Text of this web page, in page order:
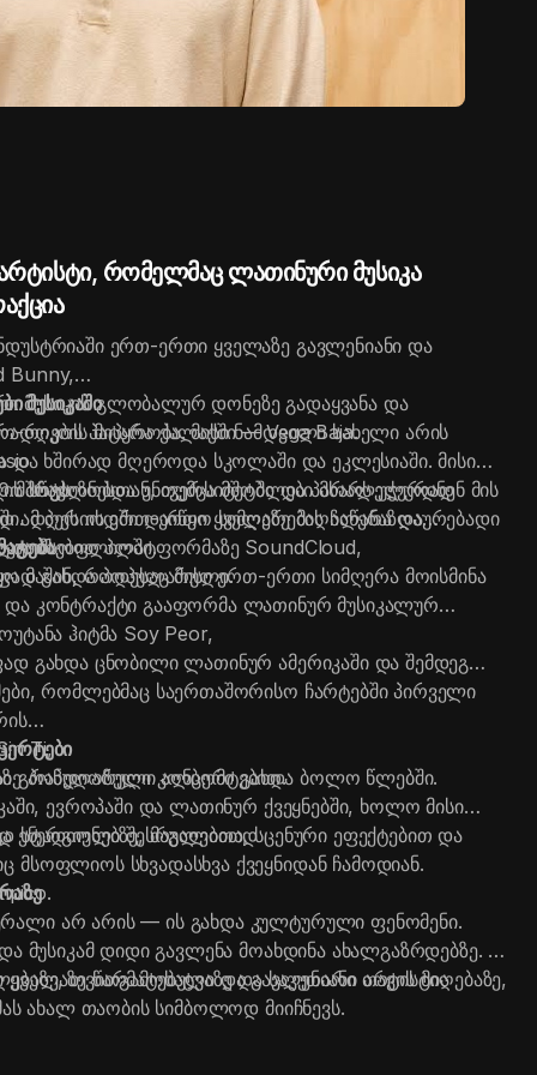
რომელმაც ლათინური მუსიკა
ერთ-ერთი ყველაზე გავლენიანი და
Bunny,
გლობალურ დონეზე გადაყვანა და
მიპყრობა. მისი ნამდვილი სახელი არის
მარტს
დღეს ის ერთ-ერთი ყველაზე მაღალანაზღაურებადი
მსოფლიოში.
მუსიკაში
რიკოს პატარა ქალაქში — Vega Baja.
და ხშირად მღეროდა სკოლაში და ეკლესიაში. მისი
შოუბიზნესთან, თუმცა მშობლები მხარს უჭერდნენ მის
სწავლობდა უნივერსიტეტში და პარალელურად
ამ პერიოდში დაიწყო სიმღერების ჩაწერა და
პლატფორმაზე SoundCloud,
გახდა პოპულარული.
მაშინ, როდესაც მისი ერთ-ერთი სიმღერა მოისმინა
და კონტრაქტი გააფორმა ლათინურ მუსიკალურ
ჰიტმა Soy Peor,
გახდა ცნობილი ლათინურ ამერიკაში და შემდეგ
რომლებმაც საერთაშორისო ჩარტებში პირველი
Ti,
პოპულარული ალბომი გახდა ბოლო წლებში.
გრანდიოზული კონცერტებით.
ევროპაში და ლათინურ ქვეყნებში, ხოლო მისი
სტადიონებზე, მაგალითად
ენერგიული შესრულებით, სცენური ეფექტებით და
სხვადასხვა ქვეყნიდან ჩამოდიან.
არ არის — ის გახდა კულტურული ფენომენი.
მუსიკამ დიდი გავლენა მოახდინა ახალგაზრდებზე. ის
თვითგამოხატვაზე და საკუთარი თავის მიღებაზე,
ახალ თაობის სიმბოლოდ მიიჩნევს.
წარმატებული და გავლენიანი არტისტია